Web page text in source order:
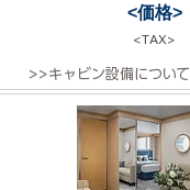
<価格>
<TAX>
>>キャビン設備について